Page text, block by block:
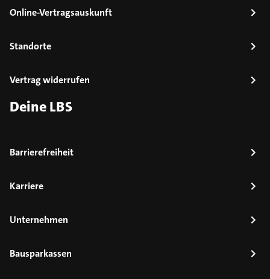
Online-Vertragsauskunft
Standorte
Vertrag widerrufen
Deine LBS
Barrierefreiheit
Karriere
Unternehmen
Bausparkassen